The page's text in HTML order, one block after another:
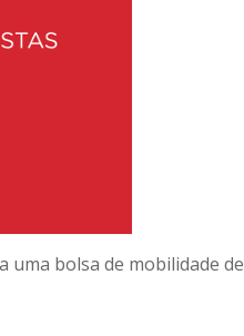
uma bolsa de mobilidade